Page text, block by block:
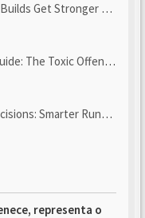
With u4gm’s Ice C...
Offensive Scheme Your ...
Smarter Runs With U4N
representa o